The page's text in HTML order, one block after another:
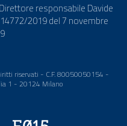
responsabile Davide
2019 del 7 novembre
riservati - C.F. 80050050154 -
1 - 20124 Milano